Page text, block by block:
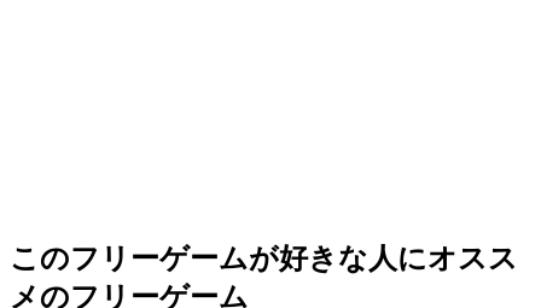
このフリーゲームが好きな人にオスス
メのフリーゲーム